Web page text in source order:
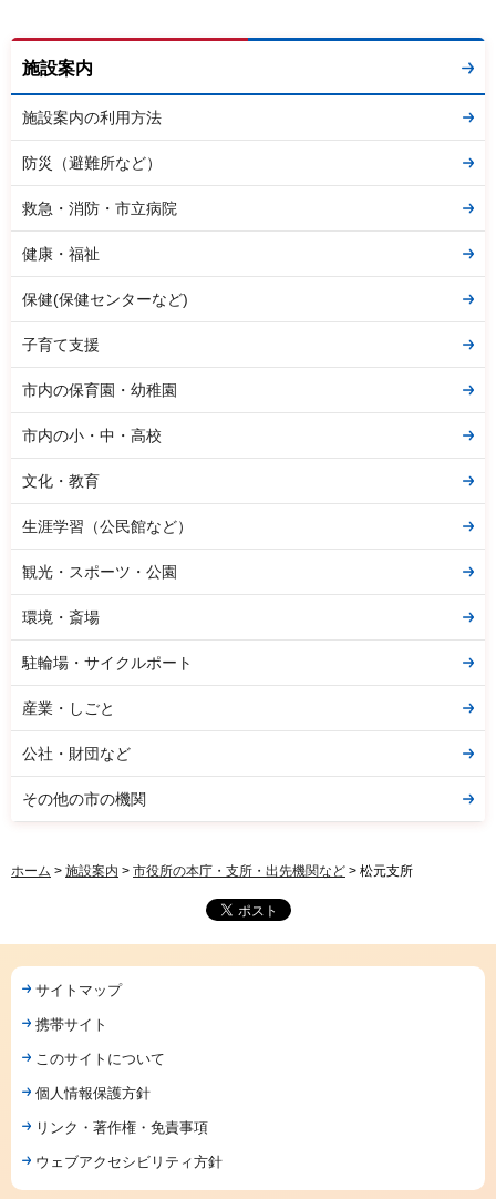
施設案内
施設案内の利用方法
防災（避難所など）
救急・消防・市立病院
健康・福祉
保健(保健センターなど)
子育て支援
市内の保育園・幼稚園
市内の小・中・高校
文化・教育
生涯学習（公民館など）
観光・スポーツ・公園
環境・斎場
駐輪場・サイクルポート
産業・しごと
公社・財団など
その他の市の機関
ホーム > 施設案内 > 市役所の本庁・支所・出先機関など > 松元支所
サイトマップ
携帯サイト
このサイトについて
個人情報保護方針
リンク・著作権・免責事項
ウェブアクセシビリティ方針